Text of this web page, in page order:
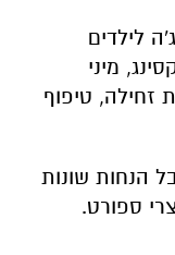
לילדים
מיני
זחילה, טיפוף
הנחות שונות
ספורט.